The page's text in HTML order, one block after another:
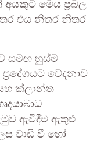
අයකුට මෙය ප්‍රබල
එය නිතර නිතර
සමඟ හුස්ම
වේදනාව
සහ ක්ලාන්ත
ඇවිදීම ඇතුළු
වාඩි වී හෝ